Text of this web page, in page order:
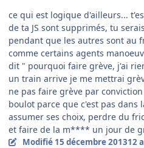
ce qui est logique d'ailleurs...
de ta JS sont supprimés, tu
pendant que les autres sont au
comme certains agents
dit " pourquoi faire grève, j'ai
un train arrive je me mettrai
ne pas faire grève par
boulot parce que c'est pas dans
assumer ses choix, perdre du
et faire de la m**** un jour de
Modifié 15 décembre 201312